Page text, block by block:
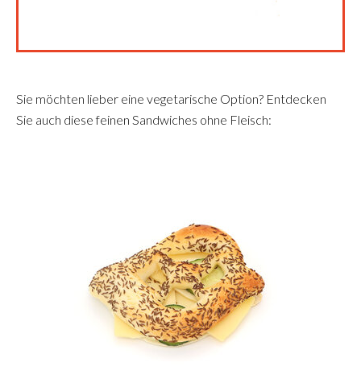
Sie möchten lieber eine vegetarische Option? Entdecken
Sie auch diese feinen Sandwiches ohne Fleisch: